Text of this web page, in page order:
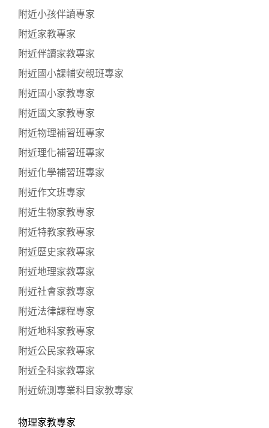
附近小孩伴讀專家
附近家教專家
附近伴讀家教專家
附近國小課輔安親班專家
附近國小家教專家
附近國文家教專家
附近物理補習班專家
附近理化補習班專家
附近化學補習班專家
附近作文班專家
附近生物家教專家
附近特教家教專家
附近歷史家教專家
附近地理家教專家
附近社會家教專家
附近法律課程專家
附近地科家教專家
附近公民家教專家
附近全科家教專家
附近統測專業科目家教專家
物理家教專家